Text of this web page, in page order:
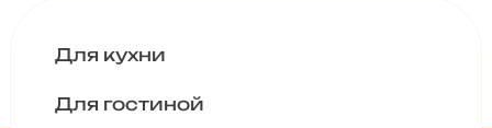
Для кухни
Для гостиной